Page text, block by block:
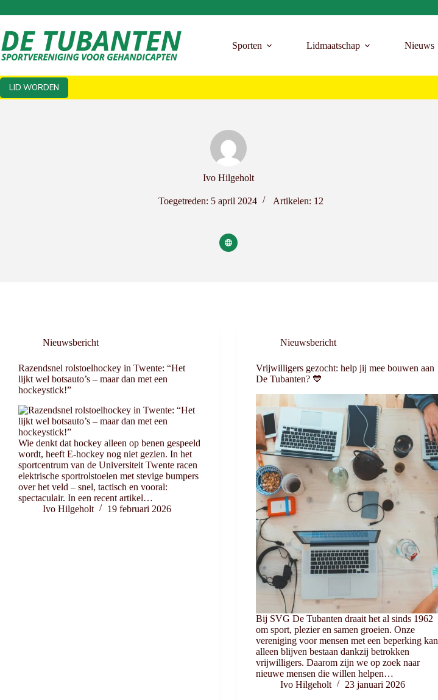
naar
inhoud
Sporten Lidmaatschap Nieuws
LID WORDEN
Ivo Hilgeholt
Toegetreden: 5 april 2024 Artikelen: 12
Nieuwsbericht
Razendsnel rolstoelhockey in Twente: “Het
lijkt wel botsauto’s – maar dan met een
hockeystick!”
Wie denkt dat hockey alleen op benen gespeeld
wordt, heeft E-hockey nog niet gezien. In het
sportcentrum van de Universiteit Twente racen
elektrische sportrolstoelen met stevige bumpers
over het veld – snel, tactisch en vooral:
spectaculair. In een recent artikel…
Ivo Hilgeholt
19 februari 2026
Nieuwsbericht
Vrijwilligers gezocht: help jij mee bouwen aan
De Tubanten? 💙
Bij SVG De Tubanten draait het al sinds 1962
om sport, plezier en samen groeien. Onze
vereniging voor mensen met een beperking kan
alleen blijven bestaan dankzij betrokken
vrijwilligers. Daarom zijn we op zoek naar
nieuwe mensen die willen helpen…
Ivo Hilgeholt
23 januari 2026